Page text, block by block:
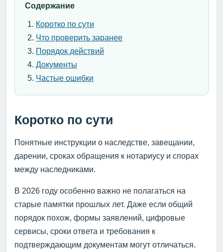
Содержание
Коротко по сути
Что проверить заранее
Порядок действий
Документы
Частые ошибки
Коротко по сути
Понятные инструкции о наследстве, завещании,
дарении, сроках обращения к нотариусу и спорах
между наследниками.
В 2026 году особенно важно не полагаться на
старые памятки прошлых лет. Даже если общий
порядок похож, формы заявлений, цифровые
сервисы, сроки ответа и требования к
подтверждающим документам могут отличаться.